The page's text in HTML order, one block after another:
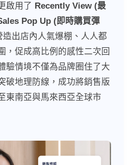
啟用了 Recently View (最
Pop Up (即時購買彈
造出店內人氣爆棚、人人都
，促成高比例的感性二次回
驗情境不僅為品牌圈住了大
破地理防線，成功將銷售版
東南亞與馬來西亞全球市